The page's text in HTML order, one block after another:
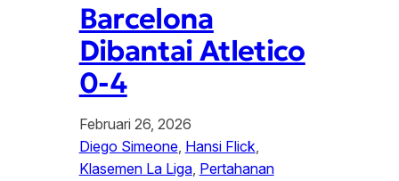
Barcelona
Dibantai Atletico
0-4
Februari 26, 2026
Diego Simeone, Hansi Flick
Klasemen La Liga, Pertahanan